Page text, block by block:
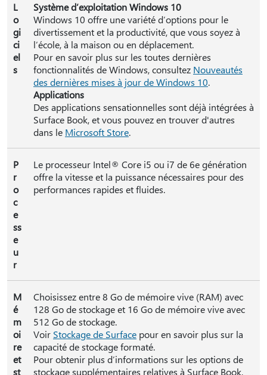
L
o
gi
ci
el
s
Système d’exploitation Windows 10
Windows 10 offre une variété d’options pour le
divertissement et la productivité, que vous soyez à
l’école, à la maison ou en déplacement.
Pour en savoir plus sur les toutes dernières
fonctionnalités de Windows, consultez Nouveautés
des dernières mises à jour de Windows 10.
Applications
Des applications sensationnelles sont déjà intégrées à
Surface Book, et vous pouvez en trouver d'autres
dans le Microsoft Store.
P
r
o
c
e
ss
e
u
r
Le processeur Intel® Core i5 ou i7 de 6e génération
offre la vitesse et la puissance nécessaires pour des
performances rapides et fluides.
M
é
m
oi
re
et
st
Choisissez entre 8 Go de mémoire vive (RAM) avec
128 Go de stockage et 16 Go de mémoire vive avec
512 Go de stockage.
Voir Stockage de Surface pour en savoir plus sur la
capacité de stockage formaté.
Pour obtenir plus d’informations sur les options de
stockage supplémentaires relatives à Surface Book,